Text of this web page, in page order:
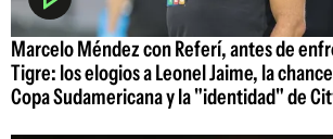
Marcelo Méndez con Referí, antes de
Tigre: los elogios a Leonel Jaime, la
Copa Sudamericana y la "identidad" de